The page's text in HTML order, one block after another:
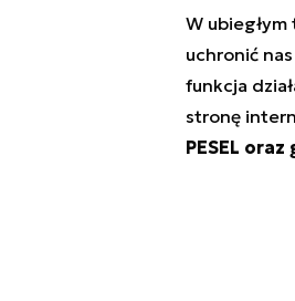
W
uchronić
funkcja
stronę
PESEL